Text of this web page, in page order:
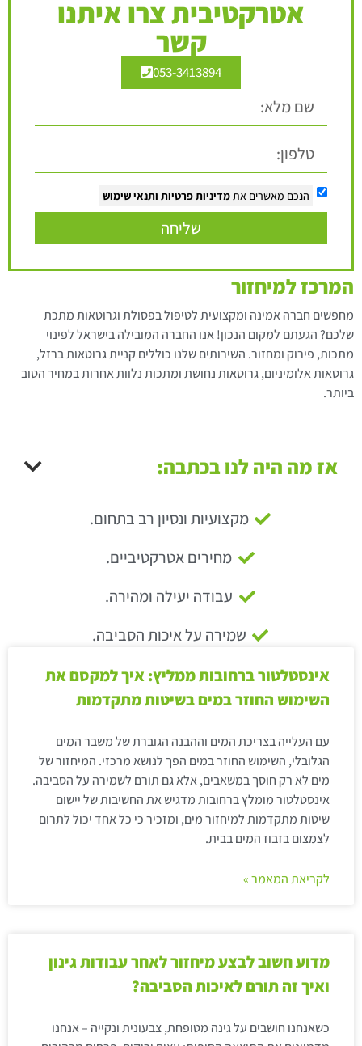
אטרקטיבית צרו איתנו
קשר
053-3413894
הנכם מאשרים אתמדיניות פרטיות ותנאי שימוש
שליחה
המרכז למיחזור
מחפשים חברה אמינה ומקצועית לטיפול בפסולת וגרוטאות מתכת
שלכם? הגעתם למקום הנכון! אנו החברה המובילה בישראל לפינוי
מתכות, פירוק ומחזור. השירותים שלנו כוללים קניית גרוטאות ברזל,
גרוטאות אלומיניום, גרוטאות נחושת ומתכות נלוות אחרות במחיר הטוב
ביותר.
אז מה היה לנו בכתבה:
מקצועיות ונסיון רב בתחום.
מחירים אטרקטיביים.
עבודה יעילה ומהירה.
שמירה על איכות הסביבה.
אינסטלטור ברחובות ממליץ: איך למקסם את
השימוש החוזר במים בשיטות מתקדמות
עם העלייה בצריכת המים וההבנה הגוברת של משבר המים
הגלובלי, השימוש החוזר במים הפך לנושא מרכזי. המיחזור של
מים לא רק חוסך במשאבים, אלא גם תורם לשמירה על הסביבה.
אינסטלטור מומלץ ברחובות מדגיש את החשיבות של יישום
שיטות מתקדמות למיחזור מים, ומזכיר כי כל אחד יכול לתרום
לצמצום בזבוז המים בבית.
לקריאת המאמר »
מדוע חשוב לבצע מיחזור לאחר עבודות גינון
ואיך זה תורם לאיכות הסביבה?
כשאנחנו חושבים על גינה מטופחת, צבעונית ונקייה – אנחנו